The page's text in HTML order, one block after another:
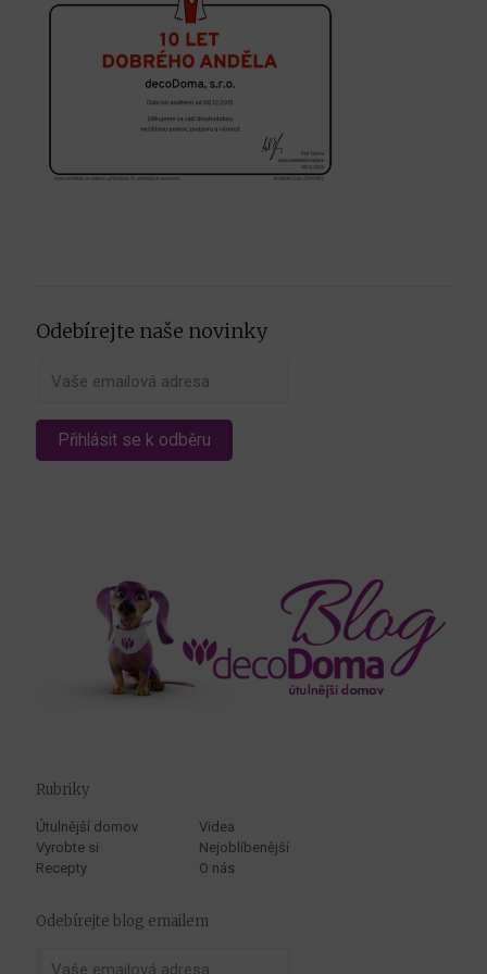
Odebírejte naše novinky
Rubriky
Útulnější domov
Vyrobte si
Recepty
Videa
Nejoblíbenější
O nás
Odebírejte blog emailem